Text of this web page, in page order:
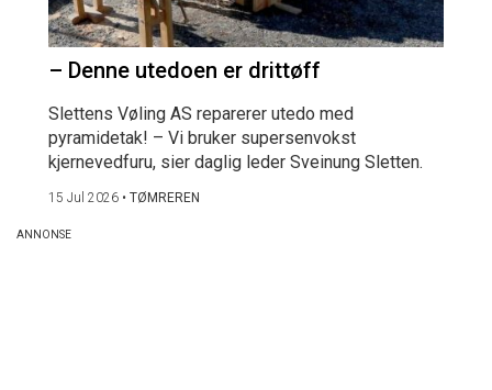
– Denne utedoen er drittøff
Slettens Vøling AS reparerer utedo med
pyramidetak! – Vi bruker supersenvokst
kjernevedfuru, sier daglig leder Sveinung Sletten.
15 Jul 2026 • TØMREREN